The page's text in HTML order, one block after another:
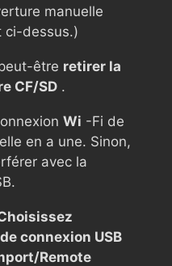
manuelle
ci-dessus.)
être retirer la
CF/SD .
Wi -Fi de
en a une. Sinon,
avec la
connexion USB
Remote